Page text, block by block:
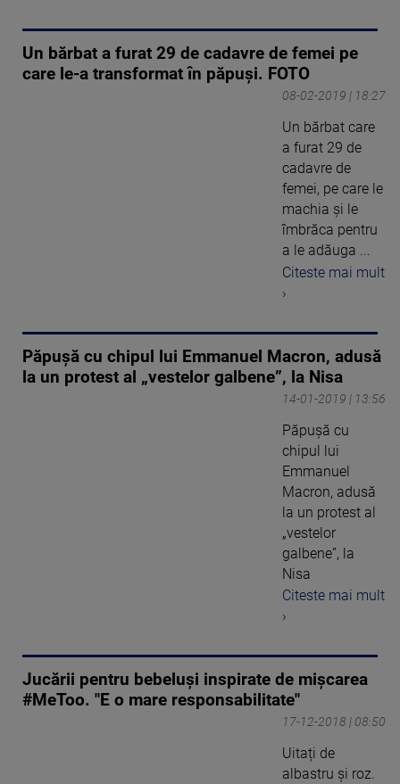
Un bărbat a furat 29 de cadavre de femei pe
care le-a transformat în păpuși. FOTO
08-02-2019 | 18:27
Un bărbat care
a furat 29 de
cadavre de
femei, pe care le
machia și le
îmbrăca pentru
a le adăuga ...
Citeste mai mult
›
Păpușă cu chipul lui Emmanuel Macron, adusă
la un protest al „vestelor galbene”, la Nisa
14-01-2019 | 13:56
Păpușă cu
chipul lui
Emmanuel
Macron, adusă
la un protest al
„vestelor
galbene”, la
Nisa
Citeste mai mult
›
Jucării pentru bebeluşi inspirate de mişcarea
#MeToo. "E o mare responsabilitate"
17-12-2018 | 08:50
Uitați de
albastru și roz.